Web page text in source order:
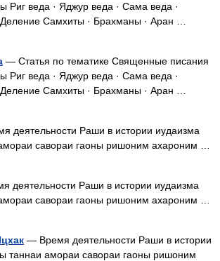
Риг веда · Яджур веда · Сама веда ·
Самхиты · Брахманы · Аран …
— Статья по тематике Священные писания
Риг веда · Яджур веда · Сама веда ·
Самхиты · Брахманы · Аран …
деятельности Раши в истории иудаизма
савораи гаоны ришоним ахароним …
деятельности Раши в истории иудаизма
савораи гаоны ришоним ахароним …
— Время деятельности Раши в истории
таннаи амораи савораи гаоны ришоним